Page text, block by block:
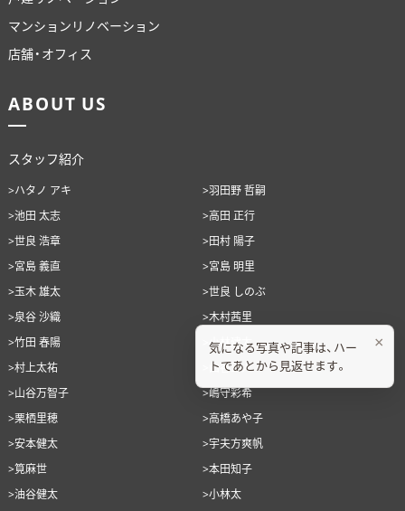
マンションリノベーション
店舗・オフィス
ABOUT US
スタッフ紹介
>ハタノ アキ
>羽田野 哲嗣
>池田 太志
>高田 正行
>世良 浩章
>田村 陽子
>宮島 義直
>宮島 明里
>玉木 雄太
>世良 しのぶ
>泉谷 沙織
>木村茜里
>竹田 春陽
>小林建太
>村上太祐
>山谷正人
>山谷万智子
>嶋守彩希
>栗栖里穂
>高橋あや子
>安本健太
>宇夫方爽帆
>筧麻世
>本田知子
>油谷健太
>小林太
×
気になる写真や記事は、ハー
トであとから見返せます。